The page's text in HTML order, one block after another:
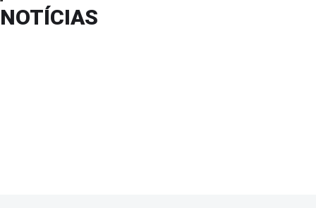
NOTÍCIAS